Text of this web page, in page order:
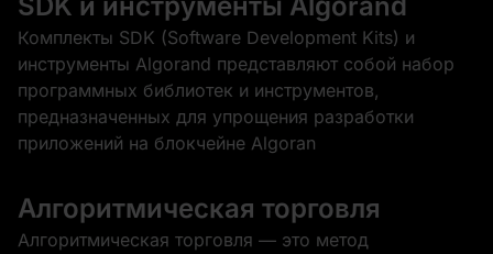
Комплекты SDK (Software Development Kits) и
инструменты Algorand представляют собой набор
программных библиотек и инструментов,
предназначенных для упрощения разработки
приложений на блокчейне Algoran
Алгоритмическая торговля
Алгоритмическая торговля — это метод